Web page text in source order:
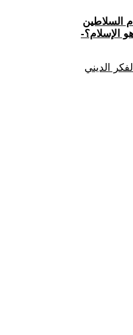
السلاطين
الإسلام؟-
الديني